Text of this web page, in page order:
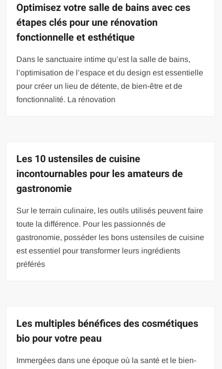
Optimisez votre salle de bains avec ces
étapes clés pour une rénovation
fonctionnelle et esthétique
Dans le sanctuaire intime qu’est la salle de bains,
l’optimisation de l’espace et du design est essentielle
pour créer un lieu de détente, de bien-être et de
fonctionnalité. La rénovation
Les 10 ustensiles de cuisine
incontournables pour les amateurs de
gastronomie
Sur le terrain culinaire, les outils utilisés peuvent faire
toute la différence. Pour les passionnés de
gastronomie, posséder les bons ustensiles de cuisine
est essentiel pour transformer leurs ingrédients
préférés
Les multiples bénéfices des cosmétiques
bio pour votre peau
Immergées dans une époque où la santé et le bien-